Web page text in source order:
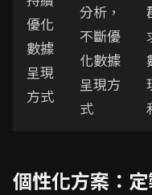
優化
數據
呈現
方式
分析，
不斷優
化數據
呈現方
式
個性化方案：